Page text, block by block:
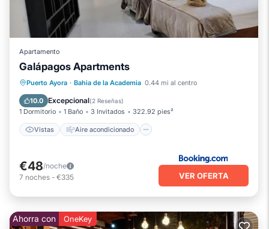
Apartamento
Galápagos Apartments
Puerto Ayora · Bahia de la Academia 0.44 mi al centro
10.0 Excepcional(2 Reseñas)
1 Dormitorio 1 Baño 3 Invitados 322.92 pies²
Vistas Aire acondicionado
Vistas Aire acondicionado
Internet
Apto para niños
€48/noche
7 noches - €335 VER OFERTA
Ahorra con OneKey